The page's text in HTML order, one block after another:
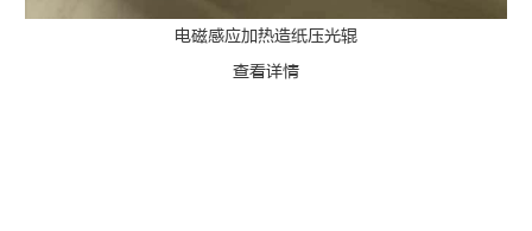
电磁感应加热造纸压光辊
查看详情